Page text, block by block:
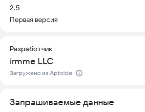
Высококачественный текст османского
удобный для чтения.
Версия:
2.5
Первая версия
Разработчик
irmme LLC
Загружено из Aptoide
Запрашиваемые данные